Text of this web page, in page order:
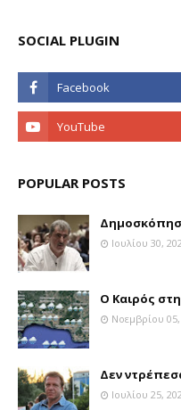
SOCIAL PLUGIN
POPULAR POSTS
Ιουλίου 30,
Ο Καιρός
Νοεμβρίου 05,
Δεν
Ιουλίου 25,